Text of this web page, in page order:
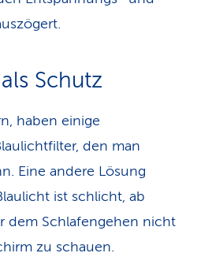
Schutz
haben einige
den man
Eine andere Lösung
ist schlicht, ab
dem Schlafengehen nicht
zu schauen.